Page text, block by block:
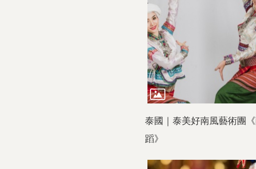
泰國｜泰美好南風藝術團
蹈》